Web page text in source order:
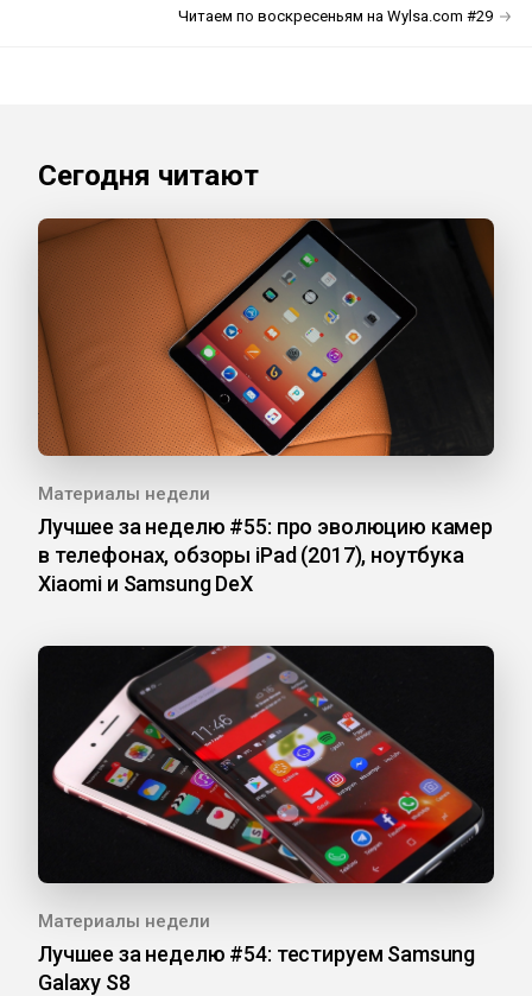
Читаем по воскресеньям на Wylsa.com #29
Сегодня читают
Материалы недели
Лучшее за неделю #55: про эволюцию камер
в телефонах, обзоры iPad (2017), ноутбука
Xiaomi и Samsung DeX
Материалы недели
Лучшее за неделю #54: тестируем Samsung
Galaxy S8